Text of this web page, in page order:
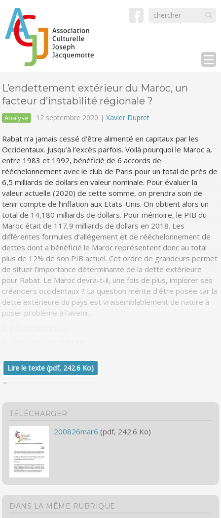
L’endettement extérieur du Maroc, un
facteur d’instabilité régionale ?
Analyse 12 septembre 2020 |Xavier Dupret
Rabat n’a jamais cessé d’être alimenté en capitaux par les
Occidentaux. Jusqu’à l’excès parfois. Voilà pourquoi le Maroc a,
entre 1983 et 1992, bénéficié de 6 accords de
rééchelonnement avec le club de Paris pour un total de près de
6,5 milliards de dollars en valeur nominale. Pour évaluer la
valeur actuelle (2020) de cette somme, on prendra soin de
tenir compte de l’inflation aux Etats-Unis. On obtient alors un
total de 14,180 milliards de dollars. Pour mémoire, le PIB du
Maroc était de 117,9 milliards de dollars en 2018. Les
différentes formules d’allégement et de rééchelonnement de
dettes dont a bénéficié le Maroc représentent donc au total
plus de 12% de son PIB actuel. Cet ordre de grandeurs permet
de situer l’importance déterminante de la dette extérieure
pour Rabat. Le Maroc devra-t-il, une fois de plus, implorer ses
créanciers occidentaux ? La question mérite d’être posée car la
dette extérieure du pays est vraisemblablement de nature à
poser problème à l’avenir.
Lire le texte (pdf, 242.6 Ko)
TÉLÉCHARGER
200826mar6 (pdf, 242.6 Ko)
DANS LA MÊME RUBRIQUE